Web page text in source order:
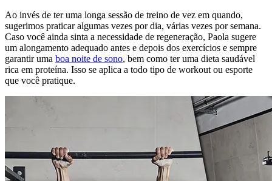
Ao invés de ter uma longa sessão de treino de vez em quando,
sugerimos praticar algumas vezes por dia, várias vezes por semana.
Caso você ainda sinta a necessidade de regeneração, Paola sugere
um alongamento adequado antes e depois dos exercícios e sempre
garantir uma boa noite de sono, bem como ter uma dieta saudável
rica em proteína. Isso se aplica a todo tipo de workout ou esporte
que você pratique.